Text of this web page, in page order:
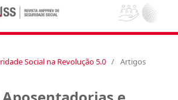
Social na Revolução 5.0 / Artigos